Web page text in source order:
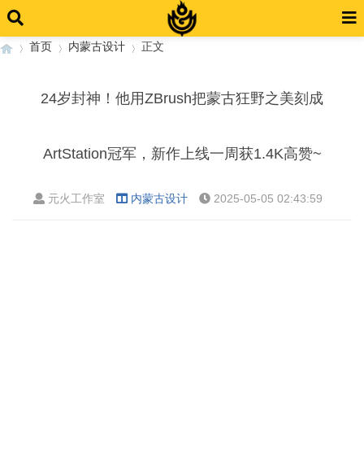
首页 内蒙古设计 正文
24岁封神！他用ZBrush把蒙古狂野之美刻成
ArtStation冠军，新作上线一周获1.4K高赞~
元火工作室 内蒙古设计 2025-05-05 02:43:59